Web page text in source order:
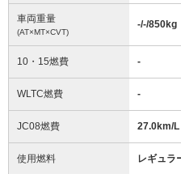
車両重量
(AT×MT×CVT)
-/-/850kg
10・15燃費 -
WLTC燃費 -
JC08燃費 27.0km/L
使用燃料 レギュラ